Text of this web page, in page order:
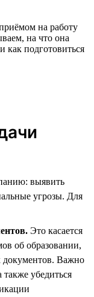
на работу
на что она
как подготовиться
выявить
угрозы. Для
Это касается
об образовании,
документов. Важно
также убедиться